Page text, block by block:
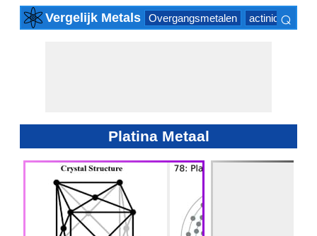
Vergelijk Metals Overgangsmetalen actinide Series
⌕
Platina Metaal